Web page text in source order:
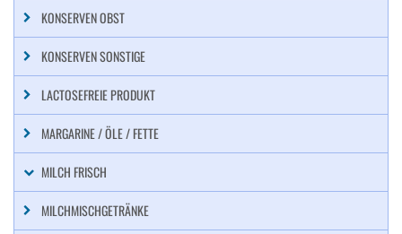
KONSERVEN OBST
KONSERVEN SONSTIGE
LACTOSEFREIE PRODUKT
MARGARINE / ÖLE / FETTE
MILCH FRISCH
MILCHMISCHGETRÄNKE